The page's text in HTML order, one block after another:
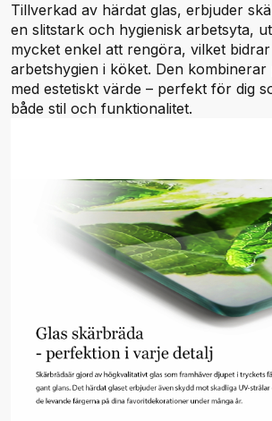
Tillverkad av härdat glas, erbjuder
en slitstark och hygienisk arbetsyta,
mycket enkel att rengöra, vilket
arbetshygien i köket. Den
med estetiskt värde – perfekt för dig
både stil och funktionalitet.